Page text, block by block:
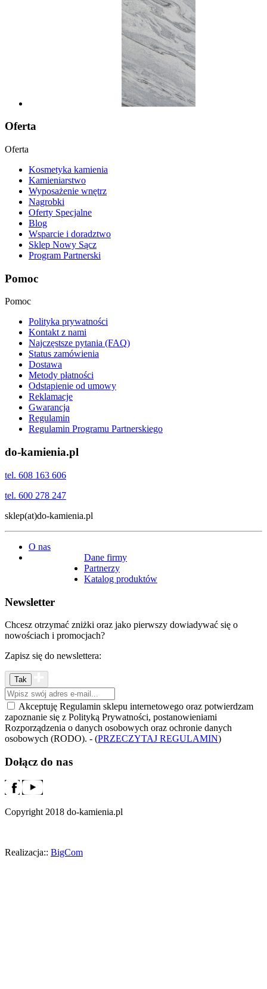
Oferta
Oferta
Kosmetyka kamienia
Kamieniarstwo
Wyposażenie wnętrz
Nagrobki
Oferty Specjalne
Blog
Wsparcie i doradztwo
Sklep Nowy Sącz
Program Partnerski
Pomoc
Pomoc
Polityka prywatności
Kontakt z nami
Najczęstsze pytania (FAQ)
Status zamówienia
Dostawa
Metody płatności
Odstąpienie od umowy
Reklamacje
Gwarancja
Regulamin
Regulamin Programu Partnerskiego
do-kamienia.pl
tel. 608 163 606
tel. 600 278 247
sklep(at)do-kamienia.pl
O nas
Dane firmy
Partnerzy
Katalog produktów
Newsletter
Chcesz otrzymać zniżki oraz jako pierwszy dowiadywać się o
nowościach i promocjach?
Zapisz się do newslettera:
Akceptuję Regulamin sklepu internetowego oraz potwierdzam
zapoznanie się z Polityką Prywatności, postanowieniami
Rozporządzenia o danych osobowych oraz ochronie danych
osobowych (RODO). - (PRZECZYTAJ REGULAMIN)
Dołącz do nas
Copyright 2018 do-kamienia.pl
Realizacja:: BigCom